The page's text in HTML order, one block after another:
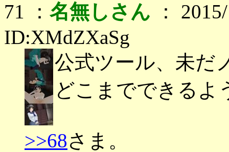
71 ： 名無しさん ：
ID:XMdZXaSg
公式ツール、未だ
どこまでできるよ
>>68さま。